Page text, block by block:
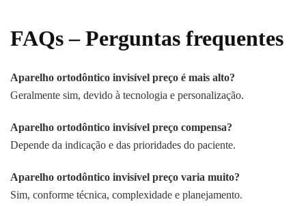
FAQs – Perguntas frequentes
Aparelho ortodôntico invisível preço é mais alto?
Geralmente sim, devido à tecnologia e personalização.
Aparelho ortodôntico invisível preço compensa?
Depende da indicação e das prioridades do paciente.
Aparelho ortodôntico invisível preço varia muito?
Sim, conforme técnica, complexidade e planejamento.